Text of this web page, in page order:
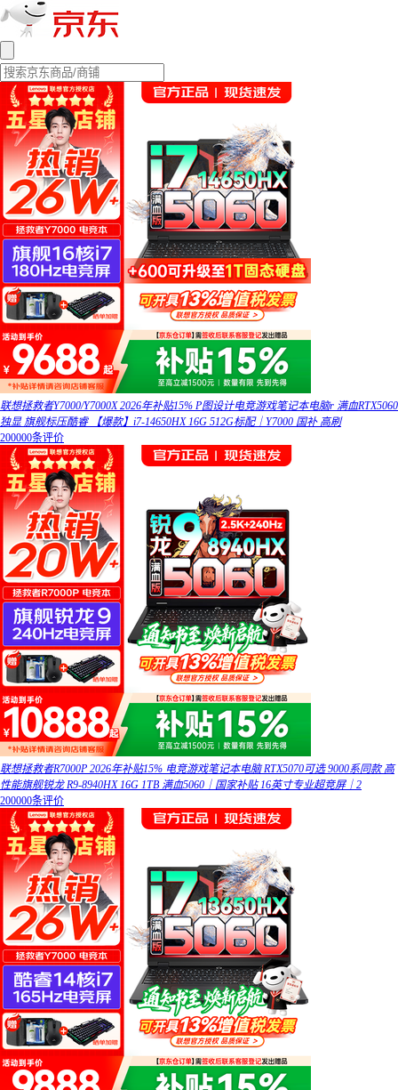
联想拯救者Y7000/Y7000X 2026年补贴15% P图设计电竞游戏笔记本电脑r 满血RTX5060
独显 旗舰标压酷睿 【爆款】i7-14650HX 16G 512G标配｜Y7000 国补 高刷
200000条评价
联想拯救者R7000P 2026年补贴15% 电竞游戏笔记本电脑 RTX5070可选 9000系同款 高
性能旗舰锐龙 R9-8940HX 16G 1TB 满血5060｜国家补贴 16英寸专业超竞屏｜2
200000条评价